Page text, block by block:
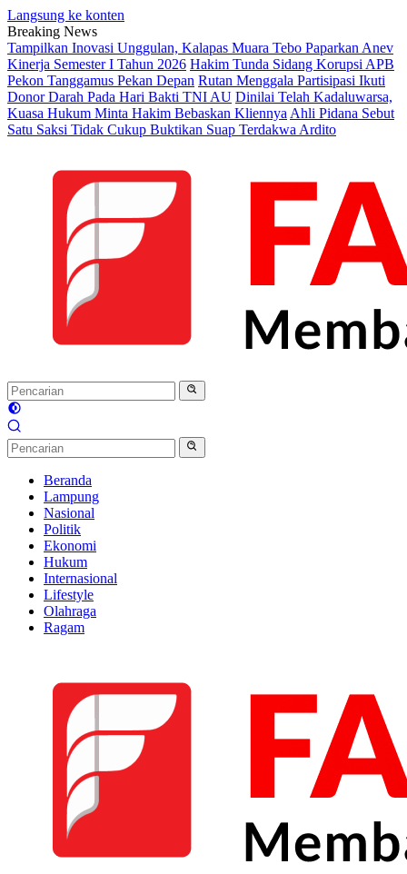
Langsung ke konten
Breaking News
Tampilkan Inovasi Unggulan, Kalapas Muara Tebo Paparkan Anev
Kinerja Semester I Tahun 2026 Hakim Tunda Sidang Korupsi APB
Pekon Tanggamus Pekan Depan Rutan Menggala Partisipasi Ikuti
Donor Darah Pada Hari Bakti TNI AU Dinilai Telah Kadaluwarsa,
Kuasa Hukum Minta Hakim Bebaskan Kliennya Ahli Pidana Sebut
Satu Saksi Tidak Cukup Buktikan Suap Terdakwa Ardito
Beranda
Lampung
Nasional
Politik
Ekonomi
Hukum
Internasional
Lifestyle
Olahraga
Ragam